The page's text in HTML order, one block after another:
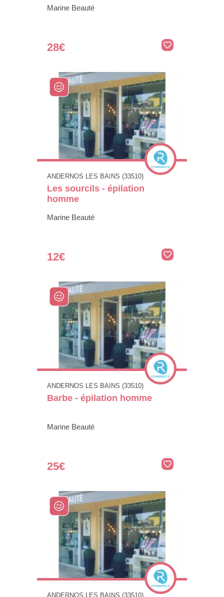
Marine Beauté
28€
ANDERNOS LES BAINS (33510)
Les sourcils - épilation
homme
Marine Beauté
12€
ANDERNOS LES BAINS (33510)
Barbe - épilation homme
Marine Beauté
25€
ANDERNOS LES BAINS (33510)